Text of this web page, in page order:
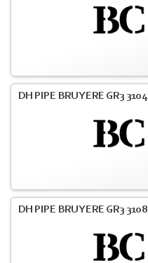
DH PIPE BRUYERE GR3 3104
DH PIPE BRUYERE GR3 3108